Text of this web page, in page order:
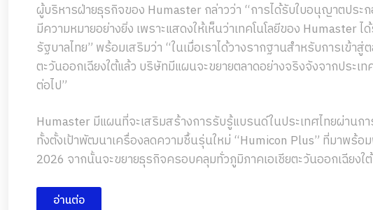
ผู้บริหารฝ่ายธุรกิจของ Humaster กล่าวว่า “การได้รับใบอนุญาตประ
มีความหมายอย่างยิ่ง เพราะแสดงให้เห็นว่าเทคโนโลยีของ Humaster ไ
รัฐบาลไทย” พร้อมเสริมว่า “ในเมื่อเราได้วางรากฐานสำหรับการเข้าสู่
ตะวันออกเฉียงใต้แล้ว บริษัทมีแผนจะขยายตลาดอย่างจริงจังจากประเท
ต่อไป”
Humaster มีแผนที่จะเสริมสร้างการรับรู้แบรนด์ในประเทศไทยผ่านก
ทั้งตั้งเป้าพัฒนาเครื่องลดความชื้นรุ่นใหม่ “Humicon Plus” ที่มาพร้
2026 จากนั้นจะขยายธุรกิจครอบคลุมทั่วภูมิภาคเอเชียตะวันออกเฉียงใต้
อ่านต่อ